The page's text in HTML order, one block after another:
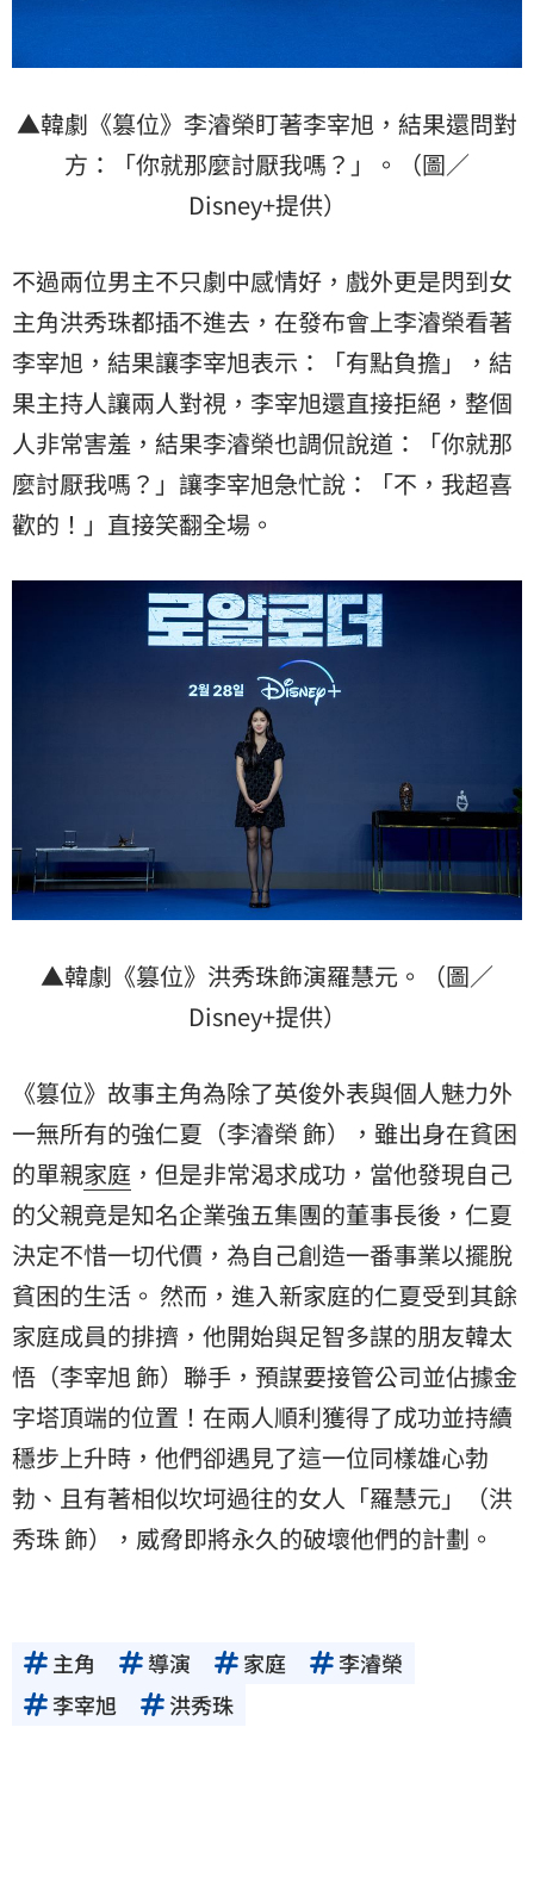
▲韓劇《篡位》李濬榮盯著李宰旭，結果還問對
方：「你就那麼討厭我嗎？」。（圖／
Disney+提供）
不過兩位男主不只劇中感情好，戲外更是閃到女
主角洪秀珠都插不進去，在發布會上李濬榮看著
李宰旭，結果讓李宰旭表示：「有點負擔」，結
果主持人讓兩人對視，李宰旭還直接拒絕，整個
人非常害羞，結果李濬榮也調侃說道：「你就那
麼討厭我嗎？」讓李宰旭急忙說：「不，我超喜
歡的！」直接笑翻全場。
▲韓劇《篡位》洪秀珠飾演羅慧元。（圖／
Disney+提供）
《篡位》故事主角為除了英俊外表與個人魅力外
一無所有的強仁夏（李濬榮 飾）， 雖出身在貧困
的單親家庭 ，但是非常渴求成功， 當他發現自己
的父親竟是知名企業強五集團的董事長後， 仁夏
決定不惜一切代價，為自己創造一番事業以擺脫
貧困的生活。 然而，進入新家庭的仁夏受到其餘
家庭成員的排擠， 他開始與足智多謀的朋友韓太
悟（李宰旭 飾）聯手， 預謀要接管公司並佔據金
字塔頂端的位置！ 在兩人順利獲得了成功並持續
穩步上升時， 他們卻遇見了這一位同樣雄心勃
勃、且有著相似坎坷過往的女人「羅慧元」（洪
秀珠 飾）， 威脅即將永久的破壞他們的計劃。
主角 導演 家庭
李濬榮
李宰旭
洪秀珠